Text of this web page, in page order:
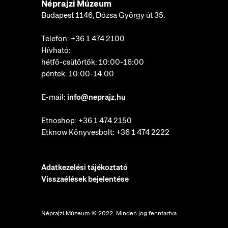
Néprajzi Múzeum
Budapest 1146, Dózsa György út 35.
Telefon: +36 1 474 2100
Hívható:
hétfő-csütörtök: 10:00-16:00
péntek: 10:00-14:00
E-mail: info@neprajz.hu
Etnoshop: +36 1 474 2150
Etknow Könyvesbolt: +36 1 474 2222
Adatkezelési tájékoztató
Visszaélések bejelentése
Néprajzi Múzeum © 2022. Minden jog fenntartva.